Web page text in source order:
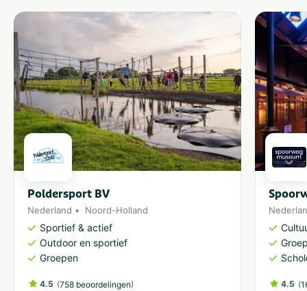
Poldersport BV
Nederland Noord-Holland
Sportief & actief
Outdoor en sportief
Groepen
4.5 (758 beoordelingen) 4.5 (